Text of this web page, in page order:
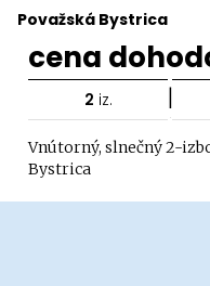
Považská Bystrica
cena
2 iz. |
Vnútorný, slnečný 2-
Bystrica